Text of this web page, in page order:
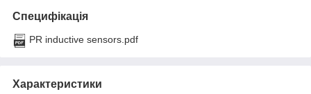
Специфікація
PR inductive sensors.pdf
Характеристики